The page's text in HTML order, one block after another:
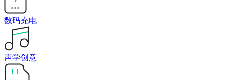
数码充电
声学创意